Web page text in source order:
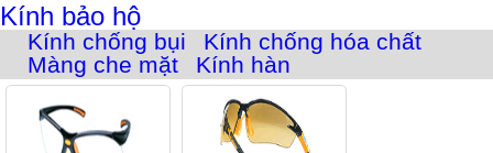
Kính bảo hộ
Kính chống bụi
Kính chống hóa chất
Màng che mặt
Kính hàn